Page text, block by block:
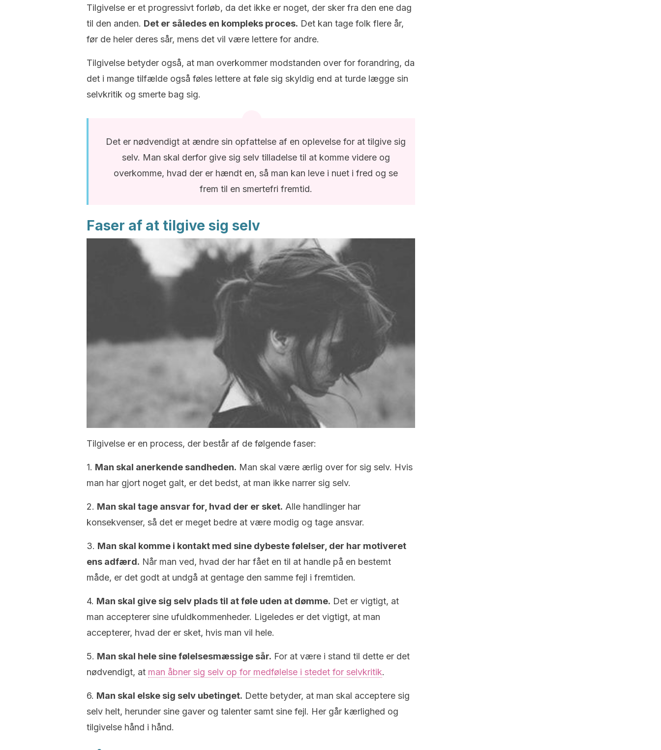
Tilgivelse er et progressivt forløb, da det ikke er noget, der sker fra den ene dag
til den anden. Det er således en kompleks proces. Det kan tage folk flere år,
før de heler deres sår, mens det vil være lettere for andre.
Tilgivelse betyder også, at man overkommer modstanden over for forandring, da
det i mange tilfælde også føles lettere at føle sig skyldig end at turde lægge sin
selvkritik og smerte bag sig.
Det er nødvendigt at ændre sin opfattelse af en oplevelse for at tilgive sig
selv. Man skal derfor give sig selv tilladelse til at komme videre og
overkomme, hvad der er hændt en, så man kan leve i nuet i fred og se
frem til en smertefri fremtid.
Faser af at tilgive sig selv
Tilgivelse er en process, der består af de følgende faser:
1. Man skal anerkende sandheden. Man skal være ærlig over for sig selv. Hvis
man har gjort noget galt, er det bedst, at man ikke narrer sig selv.
2. Man skal tage ansvar for, hvad der er sket. Alle handlinger har
konsekvenser, så det er meget bedre at være modig og tage ansvar.
3. Man skal komme i kontakt med sine dybeste følelser, der har motiveret
ens adfærd. Når man ved, hvad der har fået en til at handle på en bestemt
måde, er det godt at undgå at gentage den samme fejl i fremtiden.
4. Man skal give sig selv plads til at føle uden at dømme. Det er vigtigt, at
man accepterer sine ufuldkommenheder. Ligeledes er det vigtigt, at man
accepterer, hvad der er sket, hvis man vil hele.
5. Man skal hele sine følelsesmæssige sår. For at være i stand til dette er det
nødvendigt, at man åbner sig selv op for medfølelse i stedet for selvkritik.
6. Man skal elske sig selv ubetinget. Dette betyder, at man skal acceptere sig
selv helt, herunder sine gaver og talenter samt sine fejl. Her går kærlighed og
tilgivelse hånd i hånd.